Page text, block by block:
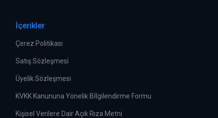
İçerikler
Çerez Politikası
Satış Sözleşmesi
Üyelik Sözleşmesi
KVKK Kanununa Yönelik Bİlgilendirme Formu
Kişisel Verilere Dair Açık Rıza Metni